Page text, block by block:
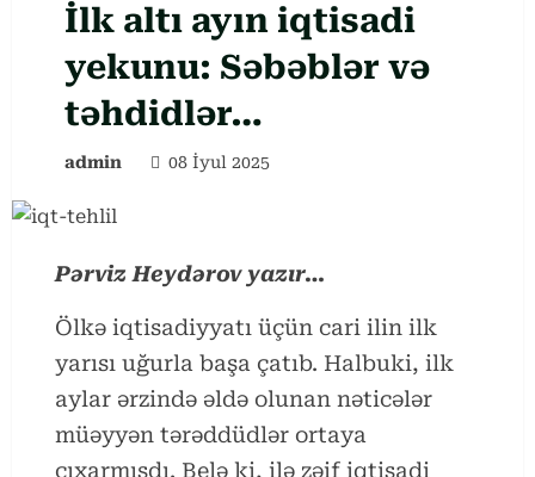
İlk altı ayın iqtisadi
yekunu: Səbəblər və
təhdidlər…
admin 08 İyul 2025
Pərviz Heydərov yazır…
Ölkə iqtisadiyyatı üçün cari ilin ilk
yarısı uğurla başa çatıb. Halbuki, ilk
aylar ərzində əldə olunan nəticələr
müəyyən tərəddüdlər ortaya
çıxarmışdı. Belə ki, ilə zəif iqtisadi